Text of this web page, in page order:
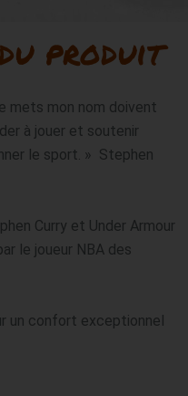
produit
mets mon nom doivent
à jouer et soutenir
le sport. »  Stephen
Curry et Under Armour
le joueur NBA des
un confort exceptionnel